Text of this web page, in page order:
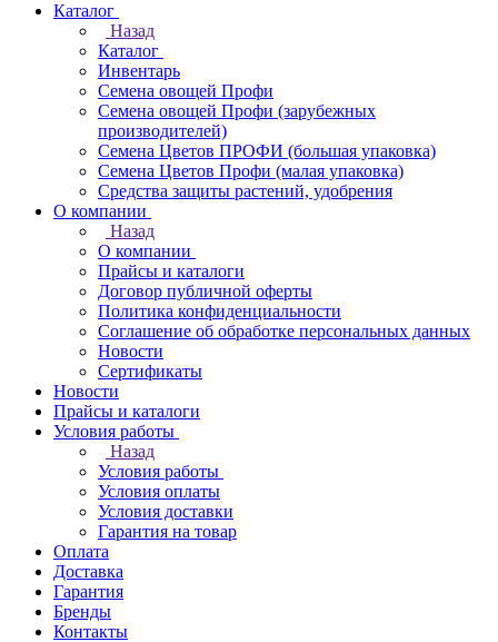
Каталог
Назад
Каталог
Инвентарь
Семена овощей Профи
Семена овощей Профи (зарубежных
производителей)
Семена Цветов ПРОФИ (большая упаковка)
Семена Цветов Профи (малая упаковка)
Средства защиты растений, удобрения
О компании
Назад
О компании
Прайсы и каталоги
Договор публичной оферты
Политика конфиденциальности
Соглашение об обработке персональных данных
Новости
Сертификаты
Новости
Прайсы и каталоги
Условия работы
Назад
Условия работы
Условия оплаты
Условия доставки
Гарантия на товар
Оплата
Доставка
Гарантия
Бренды
Контакты